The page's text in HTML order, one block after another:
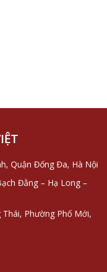
Quận Đống Đa, Hà Nội
Đằng – Hạ Long –
Thái, Phường Phố Mới,